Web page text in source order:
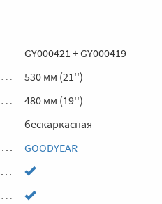
GY000421 + GY000419
530 мм (21'')
480 мм (19'')
бескаркасная
GOODYEAR